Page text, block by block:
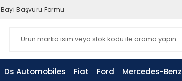
Bayi Başvuru Formu
Ds Automobiles Fiat Ford Mercedes-Benz